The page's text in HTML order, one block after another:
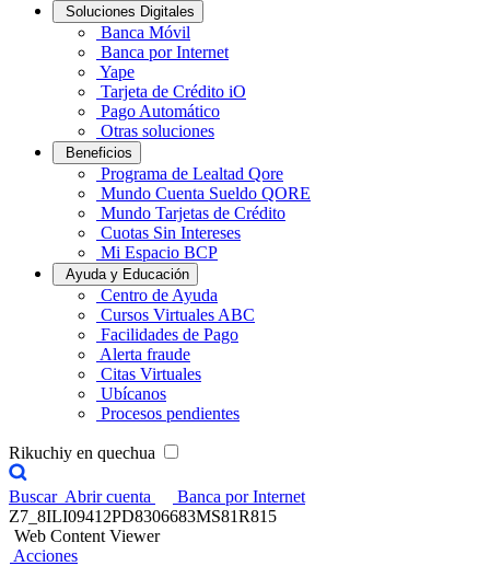
Soluciones Digitales
Banca Móvil
Banca por Internet
Yape
Tarjeta de Crédito iO
Pago Automático
Otras soluciones
Beneficios
Programa de Lealtad Qore
Mundo Cuenta Sueldo QORE
Mundo Tarjetas de Crédito
Cuotas Sin Intereses
Mi Espacio BCP
Ayuda y Educación
Centro de Ayuda
Cursos Virtuales ABC
Facilidades de Pago
Alerta fraude
Citas Virtuales
Ubícanos
Procesos pendientes
Rikuchiy en quechua
Buscar Abrir cuenta
Banca por Internet
Z7_8ILI09412PD8306683MS81R815
Web Content Viewer
Acciones